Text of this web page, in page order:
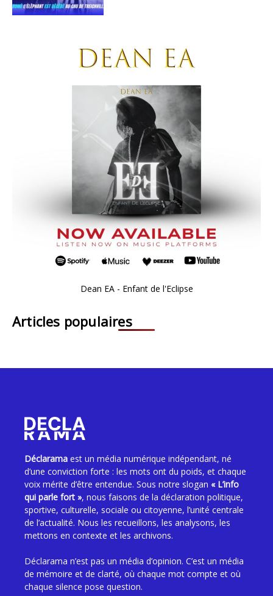
Dean EA - Enfant de l'Eclipse
Articles populaires
Déclarama est un média numérique indépendant, né
d’une conviction forte : les mots ont du poids, et chaque
voix mérite d’être entendue. Sous notre slogan « L’info
qui parle fort », nous faisons de la déclaration politique,
sportive, culturelle, sociale ou citoyenne, l’unité centrale
de l’actualité. Nous les recueillons, les analysons, les
mettons en contexte et les archivons.
Déclarama n’est pas un média d’opinion. C’est un média
de mémoire et de clarté, où chaque mot compte et où
chaque silence pose question.